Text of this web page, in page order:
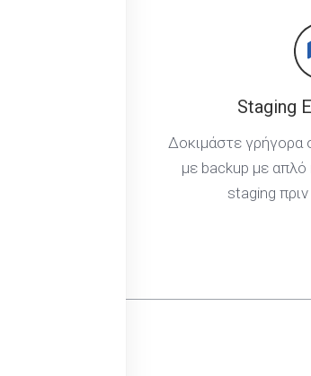
Staging
Δοκιμάστε γρήγορα
με backup με απλό
staging